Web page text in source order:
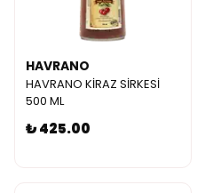
HAVRANO
HAVRANO KİRAZ SİRKESİ
500 ML
₺ 425.00